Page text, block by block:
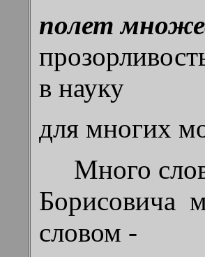
полет
в науку
для многих
Много слов
Борисовича
словом -